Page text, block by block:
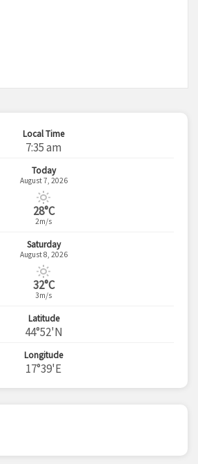
Local Time
7:35 am
Today
August 7, 2026
28°C
2m/s
Saturday
August 8, 2026
32°C
3m/s
Latitude
44°52'N
Longitude
17°39'E